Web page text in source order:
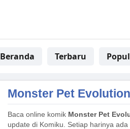
Beranda Terbaru
Monster Pet
Baca online komik Monster Pet
update di Komiku. Setiap harinya